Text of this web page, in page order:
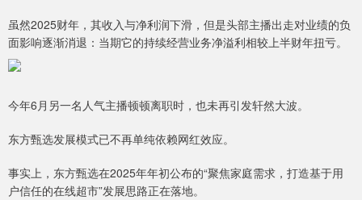
虽然2025财年，其收入与净利润下滑，但是头部主播出走对业绩的负
面影响逐渐消退：当期它的持续经营业务净溢利相较上半财年扭亏。
今年6月另一名人气主播顿顿离职时，也未再引发轩然大波。
东方甄选发展模式已不再单纯依赖网红效应。
事实上，东方甄选在2025年年初公布的“聚焦家庭需求，打造基于用
户信任的在线超市”发展思路正在落地。